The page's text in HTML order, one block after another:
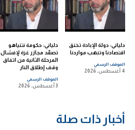
دلياني: دولة الإبادة تخنق
اقتصادنا وتنهب مواردنا
الموقف الرسمي
4 أغسطس، 2026
دلياني: حكومة نتنياهو
تصعّد مجازر غزة لإفشال
المرحلة الثانية من اتفاق
وقف إطلاق النار
الموقف الرسمي
3 أغسطس، 2026
أخبار ذات صلة